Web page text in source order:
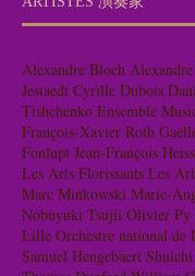
Alexandre Bloch
Jestaedt Cyrille Dubois
Tishchenko Ensemble
François-Xavier Roth
Fonlupt Jean-François
Les Arts Florissants Les
Marc Minkowski Marie-
Nobuyuki Tsujii Olivier Py
Lille Orchestre national de
Samuel Hengebaert